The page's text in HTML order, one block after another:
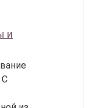
и
С